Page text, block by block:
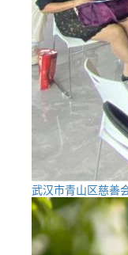
武汉市青山区慈善